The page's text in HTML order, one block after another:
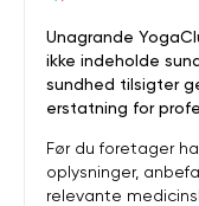
Unagrande
ikke indeholde
sundhed tilsigter
erstatning for
Før du foretager
oplysninger,
relevante